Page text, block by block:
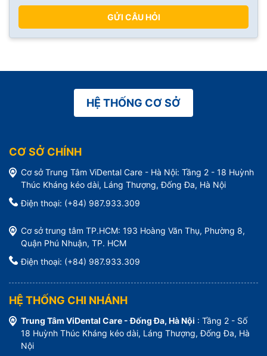
GỬI CÂU HỎI
HỆ THỐNG CƠ SỞ
CƠ SỞ CHÍNH
Cơ sở Trung Tâm ViDental Care - Hà Nội: Tầng 2 - 18 Huỳnh
Thúc Kháng kéo dài, Láng Thượng, Đống Đa, Hà Nội
Điện thoại: (+84) 987.933.309
Cơ sở trung tâm TP.HCM: 193 Hoàng Văn Thụ, Phường 8,
Quận Phú Nhuận, TP. HCM
Điện thoại: (+84) 987.933.309
HỆ THỐNG CHI NHÁNH
Trung Tâm ViDental Care - Đống Đa, Hà Nội : Tầng 2 - Số
18 Huỳnh Thúc Kháng kéo dài, Láng Thượng, Đống Đa, Hà
Nội